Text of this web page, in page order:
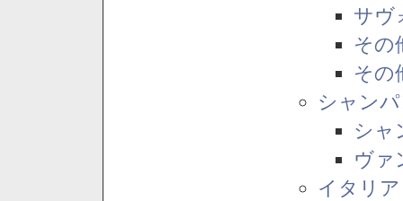
サヴ
その
その
シャン
シャ
ヴァ
イタリア